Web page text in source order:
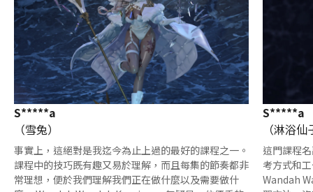
S*****a
（雪兔）
事實上，這絕對是我迄今為止上過的最好的課程之一。
課程中的技巧既有趣又易於理解，而且每集的節奏都非
常理想，便於我們理解我們正在做什麼以及需要做什
S*****a
（淋浴
這門課程
考方式和
Wandah